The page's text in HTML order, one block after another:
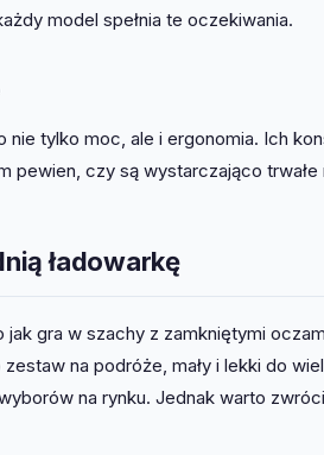
model spełnia te oczekiwania.
nie tylko moc, ale i ergonomia. Ich
pewien, czy są wystarczająco trwałe
ładowarkę
jak gra w szachy z zamkniętymi
na podróże, mały i lekki do
na rynku. Jednak warto